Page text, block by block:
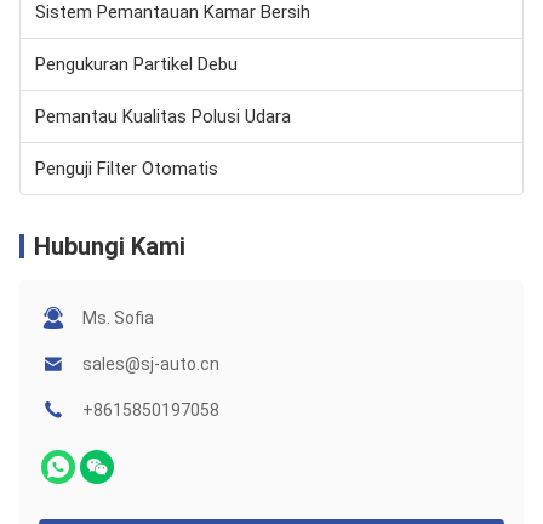
Sistem Pemantauan Kamar Bersih
Pengukuran Partikel Debu
Pemantau Kualitas Polusi Udara
Penguji Filter Otomatis
Hubungi Kami
Ms. Sofia
sales@sj-auto.cn
+8615850197058